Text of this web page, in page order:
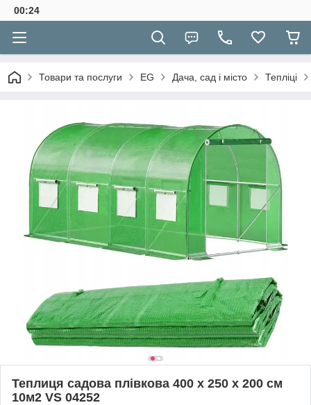
00:24
Товари та послуги EG Дача, сад і місто Тепліці
Теплиця садова плівкова 400 х 250 х 200 см
10м2 VS 04252